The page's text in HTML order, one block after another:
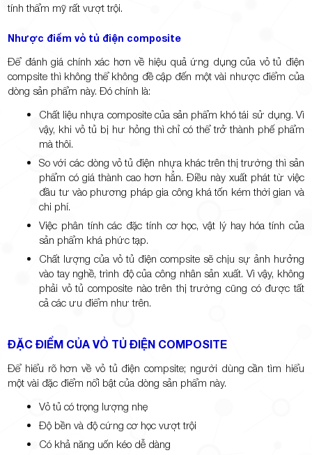
tính thẩm mỹ rất vượt trội.
Nhược điểm vỏ tủ điện composite
Để đánh giá chính xác hơn về hiệu quả ứng dụng của vỏ tủ điện
compsite thì không thể không đề cập đến một vài nhược điểm của
dòng sản phẩm này. Đó chính là:
Chất liệu nhựa composite của sản phẩm khó tái sử dụng. Vì
vậy, khi vỏ tủ bị hư hỏng thì chỉ có thể trở thành phế phẩm
mà thôi.
So với các dòng vỏ tủ điện nhựa khác trên thị trường thì sản
phẩm có giá thành cao hơn hẳn. Điều này xuất phát từ việc
đầu tư vào phương pháp gia công khá tốn kém thời gian và
chi phí.
Việc phân tính các đặc tính cơ học, vật lý hay hóa tính của
sản phẩm khá phức tạp.
Chất lượng của vỏ tủ điện compsite sẽ chịu sự ảnh hưởng
vào tay nghề, trình độ của công nhân sản xuất. Vì vậy, không
phải vỏ tủ composite nào trên thị trường cũng có được tất
cả các ưu điểm như trên.
ĐẶC ĐIỂM CỦA VỎ TỦ ĐIỆN COMPOSITE
Để hiểu rõ hơn về vỏ tủ điện compsite; người dùng cần tìm hiểu
một vài đặc điểm nổi bật của dòng sản phẩm này.
Vỏ tủ có trọng lượng nhẹ
Độ bền và độ cứng cơ học vượt trội
Có khả năng uốn kéo dễ dàng